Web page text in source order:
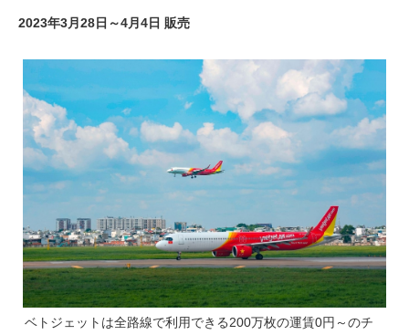
2023年3月28日～4月4日 販売
ベトジェットは全路線で利用できる200万枚の運賃0円～のチ